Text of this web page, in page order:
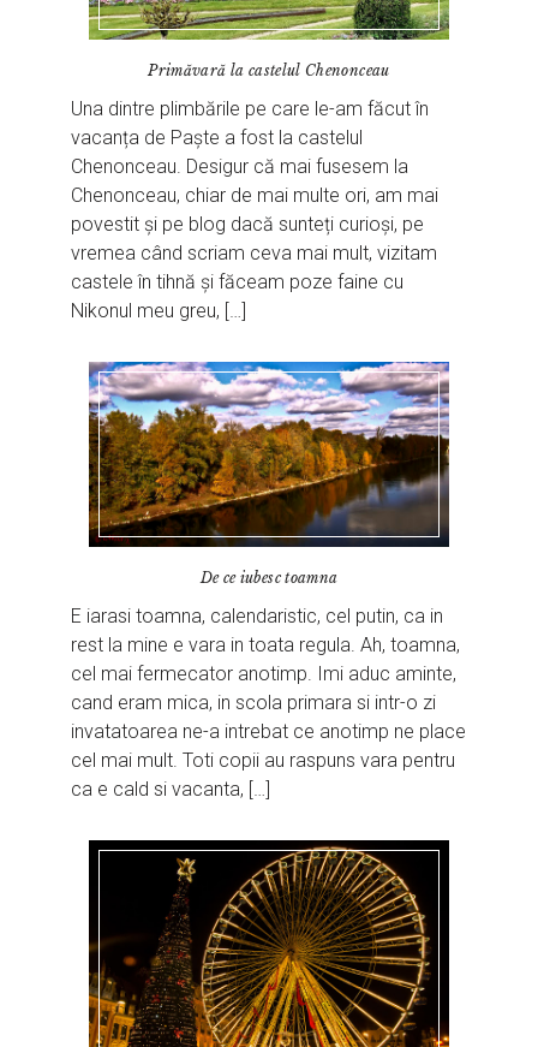
Primăvară la castelul Chenonceau
Una dintre plimbările pe care le-am făcut în
vacanța de Paște a fost la castelul
Chenonceau. Desigur că mai fusesem la
Chenonceau, chiar de mai multe ori, am mai
povestit și pe blog dacă sunteți curioși, pe
vremea când scriam ceva mai mult, vizitam
castele în tihnă și făceam poze faine cu
Nikonul meu greu, […]
De ce iubesc toamna
E iarasi toamna, calendaristic, cel putin, ca in
rest la mine e vara in toata regula. Ah, toamna,
cel mai fermecator anotimp. Imi aduc aminte,
cand eram mica, in scola primara si intr-o zi
invatatoarea ne-a intrebat ce anotimp ne place
cel mai mult. Toti copii au raspuns vara pentru
ca e cald si vacanta, […]